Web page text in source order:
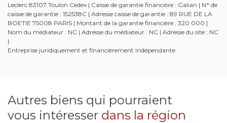
Leclerc 83107 Toulon Cedex | Caisse de garantie financière : Galian | N° de
caisse de garantie : 152538C | Adresse caisse de garantie : 89 RUE DE LA
BOETIE 75008 PARIS | Montant de la garantie financière : 320 000 |
Nom du médiateur : NC | Adresse du médiateur : NC | Adresse du site : NC
|
Entreprise juridiquement et financièrement indépendante
Autres biens qui pourraient
vous intéresser dans la région